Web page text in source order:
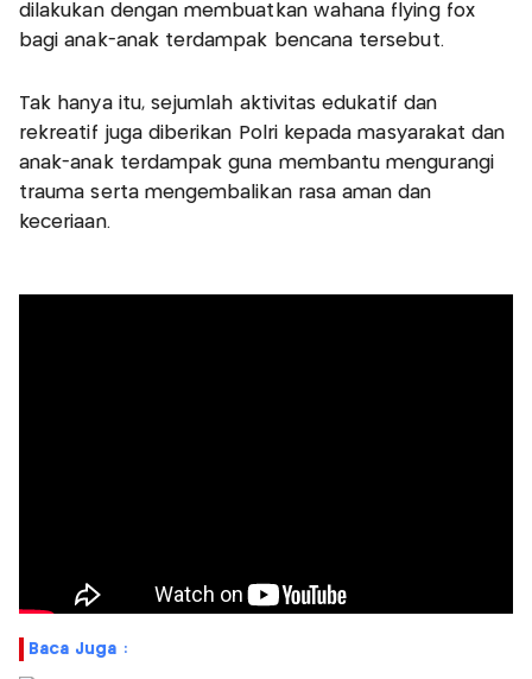
dilakukan dengan membuatkan wahana flying fox
bagi anak-anak terdampak bencana tersebut.
Tak hanya itu, sejumlah aktivitas edukatif dan
rekreatif juga diberikan Polri kepada masyarakat dan
anak-anak terdampak guna membantu mengurangi
trauma serta mengembalikan rasa aman dan
keceriaan.
Baca Juga :